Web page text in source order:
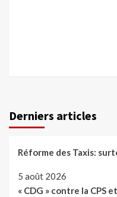
Derniers articles
Réforme des Taxis:
5 août 2026
« CDG » contre la CPS